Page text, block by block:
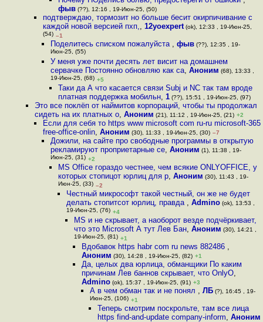
фыв (??), 12:16 , 19-Июн-25, (50)
подтверждаю, тормозит но больше бесит окирпичивание с
каждой новой версией пхп,, 12yoexpert(ok), 12:33 , 19-Июн-25,
(54) –1
Поделитесь списком пожалуйста , фыв(??), 12:35 , 19-
Июн-25, (55)
У меня уже почти десять лет висит на домашнем
сервачке Постоянно обновляю как са, Аноним (68), 13:33 ,
19-Июн-25, (68) +5
Таки да А что касается связи Subj и NC так там вроде
платная поддержка мобильн,1 (??), 15:51 , 19-Июн-25, (97)
Это все поклёп от наймитов корпораций, чтобы ты продолжал
сидеть на их платных о,Аноним (21), 11:12 , 19-Июн-25, (21) +2
Если для себя то https www microsoft com ru-ru microsoft-365
free-office-onlin, Аноним (30), 11:33 , 19-Июн-25, (30) –7
Дожили, на сайте про свободные программы в открытую
рекламируют проприетарные се, Аноним (1), 11:38 , 19-
Июн-25, (31) +2
MS Office гораздо честнее, чем всякие ONLYOFFICE, у
которых стопицот юрлиц для р,Аноним (30), 11:43 , 19-
Июн-25, (33) –2
Честный микрософт такой честный, он же не будет
делать стопитсот юрлиц, правда , Admino(ok), 13:53 ,
19-Июн-25, (76) +4
MS и не скрывает, а наоборот везде подчёркивает,
что это Microsoft А тут Лев Бан, Аноним (30), 14:21 ,
19-Июн-25, (81) +1
Вдобавок https habr com ru news 882486 ,
Аноним (30), 14:28 , 19-Июн-25, (82) +1
Да, целых два юрлица, обманщики По каким
причинам Лев баннов скрывает, что OnlyO,
Admino (ok), 15:37 , 19-Июн-25, (91) +3
А в чем обман так и не понял , ЛБ(?), 16:45 , 19-
Июн-25, (106) +1
Теперь смотрим поскрольте, там все лица
https find-and-update company-inform, Аноним